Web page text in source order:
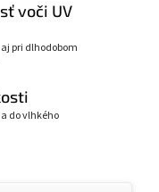
voči UV
pri dlhodobom
do vlhkého